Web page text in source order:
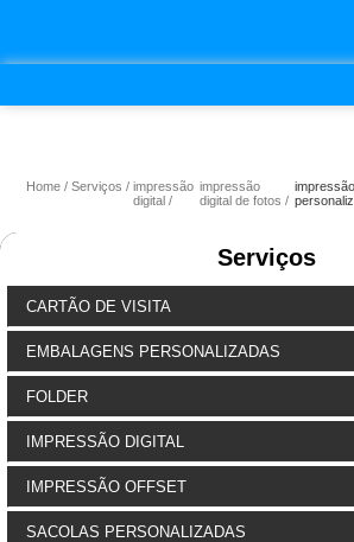
Home Serviços
impressão
digital
impressão
digital de fotos
Serviços
CARTÃO DE VISITA
EMBALAGENS PERSONALIZADAS
FOLDER
IMPRESSÃO DIGITAL
IMPRESSÃO OFFSET
SACOLAS PERSONALIZADAS